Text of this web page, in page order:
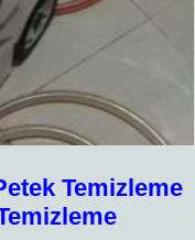
Temizleme